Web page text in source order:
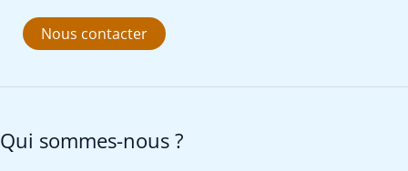
Nous contacter
Qui sommes-nous ?